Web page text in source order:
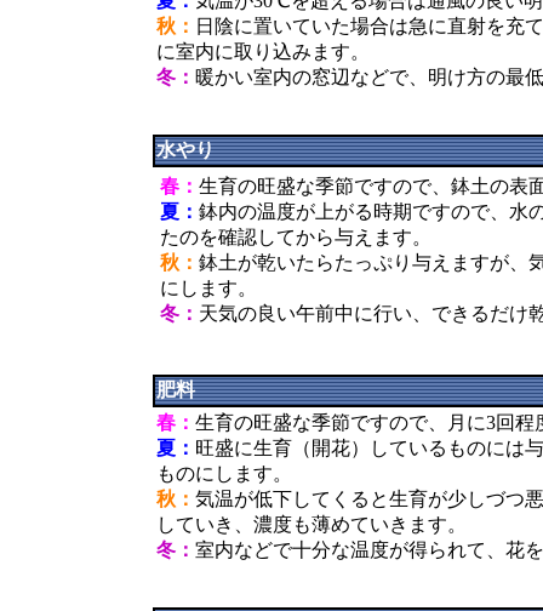
秋： 日陰に置いていた場合は急に直射を充
に室内に取り込みます。
冬： 暖かい室内の窓辺などで、明け方の最
水やり
春： 生育の旺盛な季節ですので、鉢土の表
夏： 鉢内の温度が上がる時期ですので、水
たのを確認してから与えます。
秋： 鉢土が乾いたらたっぷり与えますが、
にします。
冬： 天気の良い午前中に行い、できるだけ
肥料
春： 生育の旺盛な季節ですので、月に3回
夏： 旺盛に生育（開花）しているものには
ものにします。
秋： 気温が低下してくると生育が少しづつ
していき、濃度も薄めていきます。
冬： 室内などで十分な温度が得られて、花